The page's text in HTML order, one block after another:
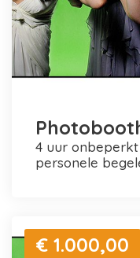
4 uur onbeperkt foto's maken en printen +
personele
€ 1.000,00